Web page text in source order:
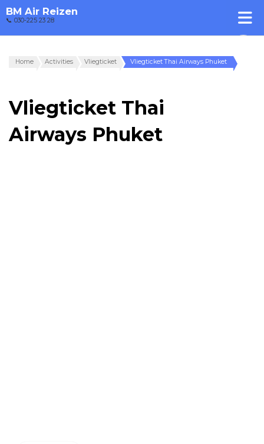
BM Air Reizen
📞 030-225 23 28
Home Activities Vliegticket Vliegticket Thai Airways Phuket
Vliegticket Thai
Airways Phuket